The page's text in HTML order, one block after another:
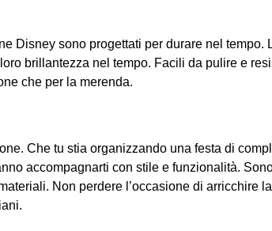
Disney sono progettati per durare nel
brillantezza nel tempo. Facili da pulire e
che per la merenda.
Che tu stia organizzando una festa di
accompagnarti con stile e funzionalità.
Non perdere l’occasione di arricchire